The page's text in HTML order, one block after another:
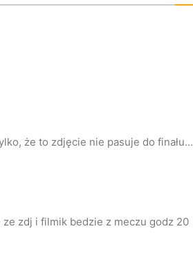
że to zdjęcie nie pasuje do finału…
zdj i filmik bedzie z meczu godz 20